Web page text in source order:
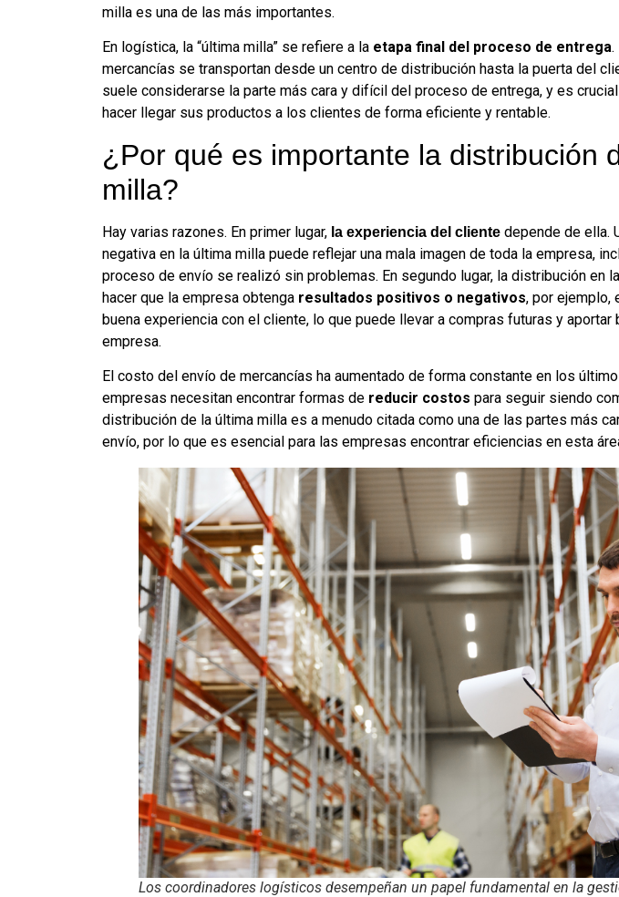
milla es una de las más importantes.
En logística, la “última milla” se refiere a la etapa final del proceso de entrega.
mercancías se transportan desde un centro de distribución hasta la puerta del
suele considerarse la parte más cara y difícil del proceso de entrega, y es
hacer llegar sus productos a los clientes de forma eficiente y rentable.
¿Por qué es importante la distribución
milla?
Hay varias razones. En primer lugar, la experiencia del cliente depende de ella.
negativa en la última milla puede reflejar una mala imagen de toda la empresa,
proceso de envío se realizó sin problemas. En segundo lugar, la distribución en
hacer que la empresa obtenga resultados positivos o negativos, por ejemplo,
buena experiencia con el cliente, lo que puede llevar a compras futuras y aportar
empresa.
El costo del envío de mercancías ha aumentado de forma constante en los
empresas necesitan encontrar formas de reducir costos para seguir siendo
distribución de la última milla es a menudo citada como una de las partes más
envío, por lo que es esencial para las empresas encontrar eficiencias en esta
Los coordinadores logísticos desempeñan un papel fundamental en la